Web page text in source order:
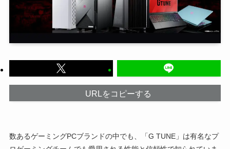
URLをコピーする
数あるゲーミングPCブランドの中でも、「G TUNE」は有名なプ